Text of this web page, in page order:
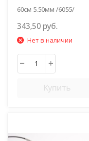
60см 5.50мм /6055/
343,50 руб.
Нет в наличии
Купить